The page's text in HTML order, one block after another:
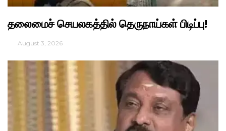
தலைமைச் செயலகத்தில் தெருநாய்கள் பிடிப்பு!
August 3, 2026